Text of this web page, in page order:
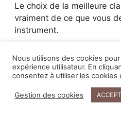
Le choix de la meilleure
vraiment de ce que vous
instrument.
Pour certains, la qualité
importante que le prix,
veulent un bon rapport
de vie de leur instrument.
Nous utilisons des cookies
expérience utilisateur. En
consentez à utiliser les cookies
Gestion des cookies